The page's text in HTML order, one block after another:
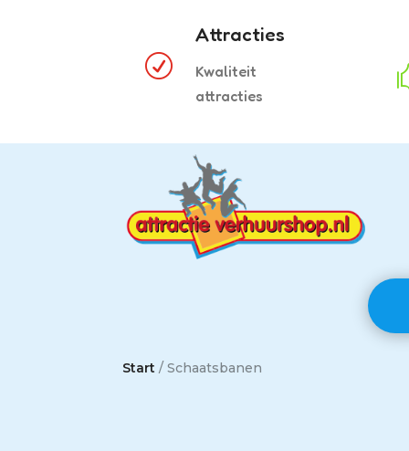
R
Attracties
Kwaliteit
attracties
Start / Schaatsbanen